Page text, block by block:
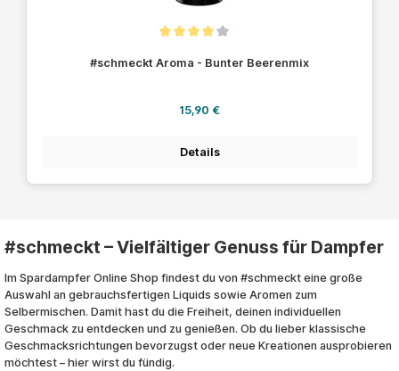
#schmeckt Aroma - Bunter Beerenmix
Regulärer Preis:
15,90 €
Details
#schmeckt – Vielfältiger Genuss für Dampfer
Im Spardampfer Online Shop findest du von #schmeckt eine große
Auswahl an gebrauchsfertigen Liquids sowie Aromen zum
Selbermischen. Damit hast du die Freiheit, deinen individuellen
Geschmack zu entdecken und zu genießen. Ob du lieber klassische
Geschmacksrichtungen bevorzugst oder neue Kreationen ausprobieren
möchtest – hier wirst du fündig.